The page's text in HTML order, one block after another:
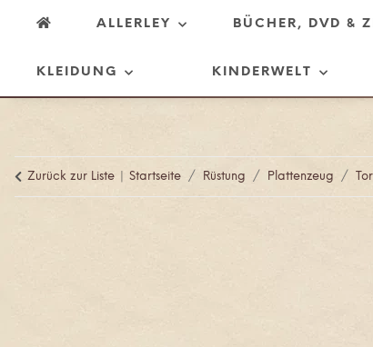
ALLERLEY BÜCHER, DVD &
KLEIDUNG KINDERWELT
Zurück zur Liste Startseite Rüstung Plattenzeug